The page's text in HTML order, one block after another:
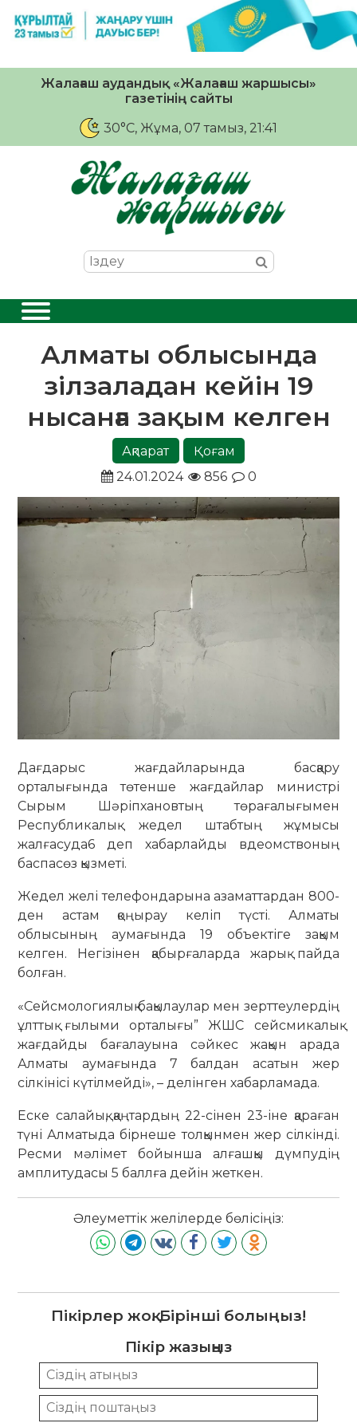
Жалағаш аудандық «Жалағаш жаршысы»
газетінің сайты
30°C, Жұма, 07 тамыз, 21:41
Алматы облысында
зілзаладан кейін 19
нысанға зақым келген
Ақпарат
Қоғам
24.01.2024
856 0
Дағдарыс жағдайларында басқару
орталығында төтенше жағдайлар министрі
Сырым Шәріпхановтың төрағалығымен
Республикалық жедел штабтың жұмысы
жалғасуда6 деп хабарлайды вдеомствоның
баспасөз қызметі.
Жедел желі телефондарына азаматтардан 800-
ден астам қоңырау келіп түсті. Алматы
облысының аумағында 19 объектіге зақым
келген. Негізінен қабырғаларда жарық пайда
болған.
«Сейсмологиялық бақылаулар мен зерттеулердің
ұлттық ғылыми орталығы” ЖШС сейсмикалық
жағдайды бағалауына сәйкес жақын арада
Алматы аумағында 7 балдан асатын жер
сілкінісі күтілмейді», – делінген хабарламада.
Еске салайық, қаңтардың 22-сінен 23-іне қараған
түні Алматыда бірнеше толқынмен жер сілкінді.
Ресми мәлімет бойынша алғашқы дүмпудің
амплитудасы 5 баллға дейін жеткен.
Әлеуметтік желілерде бөлісіңіз:
Пікірлер жоқ. Бірінші болыңыз!
Пікір жазыңыз